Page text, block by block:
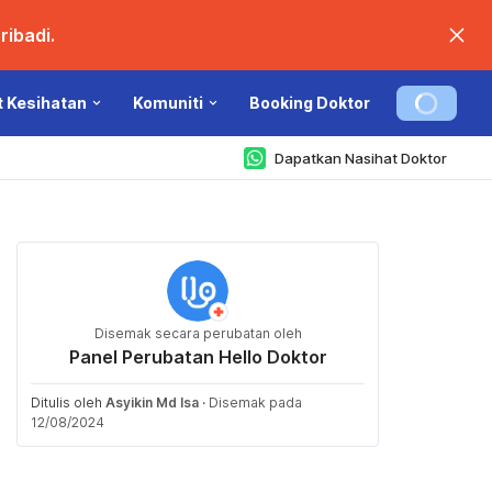
Kesihatan Komuniti Booking Doktor
Dapatkan Nasihat Doktor
Disemak secara perubatan oleh
Panel Perubatan Hello Doktor
Ditulis oleh Asyikin Md Isa · Disemak pada
12/08/2024